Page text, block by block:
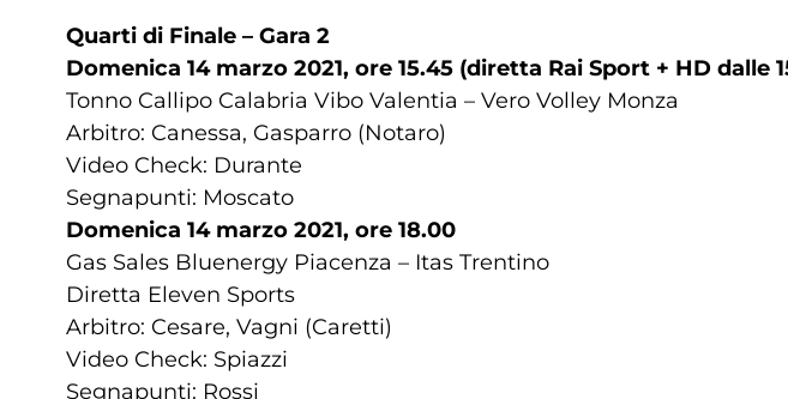
Quarti di Finale – Gara 2
Domenica 14 marzo 2021, ore 15.45 (diretta Rai Sport + HD dalle
Tonno Callipo Calabria Vibo Valentia – Vero Volley Monza
Arbitro: Canessa, Gasparro (Notaro)
Video Check: Durante
Segnapunti: Moscato
Domenica 14 marzo 2021, ore 18.00
Gas Sales Bluenergy Piacenza – Itas Trentino
Diretta Eleven Sports
Arbitro: Cesare, Vagni (Caretti)
Video Check: Spiazzi
Segnapunti: Rossi